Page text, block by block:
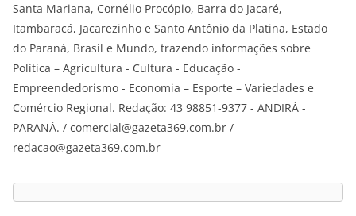
Santa Mariana, Cornélio Procópio, Barra do Jacaré,
Itambaracá, Jacarezinho e Santo Antônio da Platina, Estado
do Paraná, Brasil e Mundo, trazendo informações sobre
Política – Agricultura - Cultura - Educação -
Empreendedorismo - Economia – Esporte – Variedades e
Comércio Regional. Redação: 43 98851-9377 - ANDIRÁ -
PARANÁ. / comercial@gazeta369.com.br /
redacao@gazeta369.com.br